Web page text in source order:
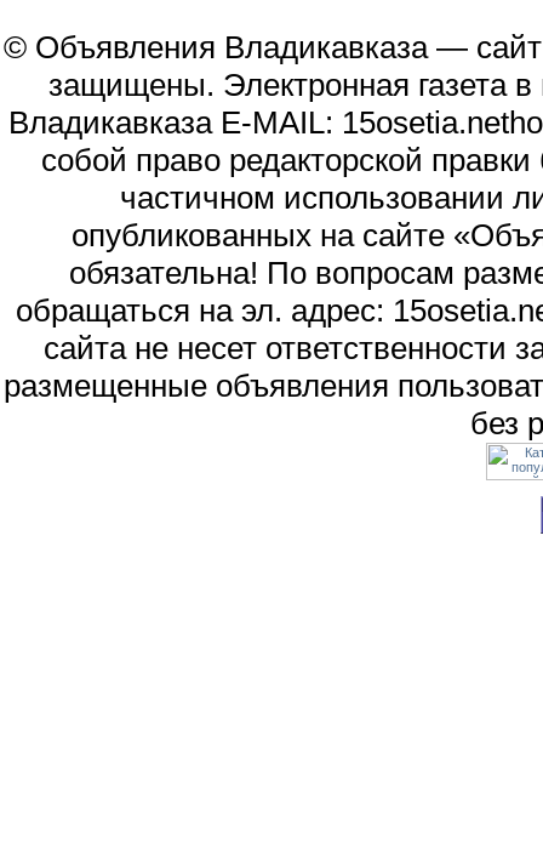
© Объявления Владикавказа —
защищены. Электронная газета
Владикавказа E-MAIL:
собой право редакторской
частичном использовании
опубликованных на сайте
обязательна! По вопросам
обращаться на эл. адрес:
сайта не несет
размещенные объявления
без